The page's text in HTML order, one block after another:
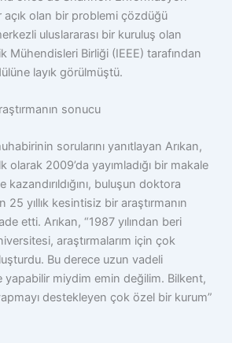
açık olan bir problemi çözdüğü
uluslararası bir kuruluş olan
Mühendisleri Birliği (IEEE) tarafından
layık görülmüştü.
sonucu
sorularını yanıtlayan Arıkan,
olarak 2009’da yayımladığı bir makale
buluşun doktora
25 yıllık kesintisiz bir araştırmanın
etti. Arıkan, “1987 yılından beri
araştırmalarım için çok
Bu derece uzun vadeli
yapabilir miydim emin değilim. Bilkent,
destekleyen çok özel bir kurum”